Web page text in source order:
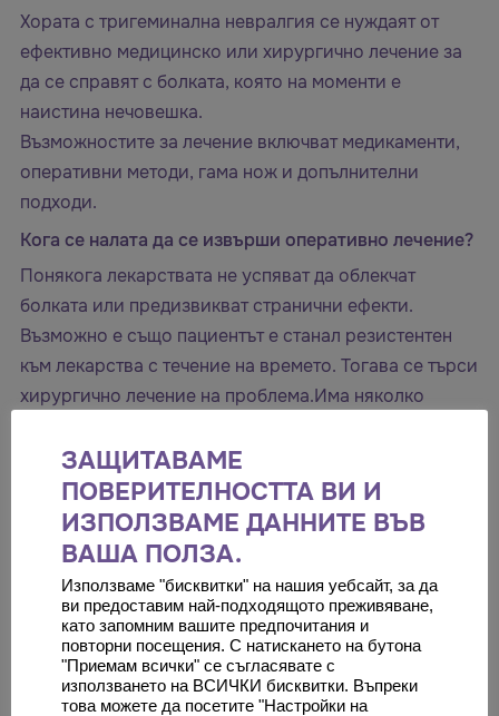
Хората с тригеминална невралгия се нуждаят от
ефективно медицинско или хирургично лечение за
да се справят с болката, която на моменти е
наистина нечовешка.
Възможностите за лечение включват медикаменти,
оперативни методи, гама нож и допълнителни
подходи.
Кога се налата да се извърши оперативно лечение?
Понякога лекарствата не успяват да облекчат
болката или предизвикват странични ефекти.
Възможно е също пациентът е станал резистентен
към лекарства с течение на времето. Тогава се търси
хирургично лечение на проблема.Има няколко
тригеминална невралгия. Някои процедури се
извършват амбулаторно, докато други могат да
включват по-сложна операция, която се извършва
под обща анестезия и изисква болничен престой.
Ризотомията (ризолиза) е процедура, при която се
увреждат нервните влакна, за да се блокира
болката. Предлагат се няколко форми на ризотомия
за лечение на тригеминална невралгия като
компресия с балон, инжекция с глицерол,
ЗАЩИТАВАМЕ
ПОВЕРИТЕЛНОСТТА ВИ И
ИЗПОЛЗВАМЕ ДАННИТЕ ВЪВ
ВАША ПОЛЗА.
Използваме "бисквитки" на нашия уебсайт, за да
ви предоставим най-подходящото преживяване,
като запомним вашите предпочитания и
повторни посещения. С натискането на бутона
"Приемам всички" се съгласявате с
използването на ВСИЧКИ бисквитки. Въпреки
това можете да посетите "Настройки на